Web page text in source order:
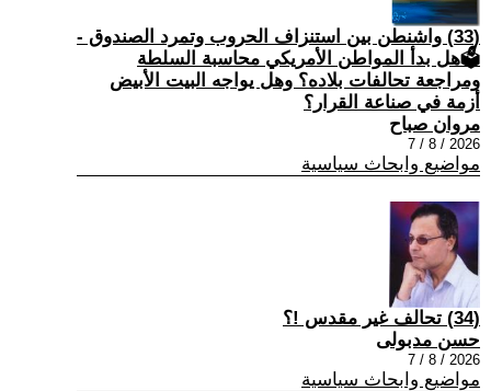
(33) واشنطن بين استنزاف الحروب وتمرد الصندوق -
🗳هل بدأ المواطن الأمريكي محاسبة السلطة
ومراجعة تحالفات بلاده؟ وهل يواجه البيت الأبيض
أزمة في صناعة القرار؟
مروان صباح
2026 / 8 / 7
مواضيع وابحاث سياسية
(34) تحالف غير مقدس !؟
حسن مدبولى
2026 / 8 / 7
مواضيع وابحاث سياسية